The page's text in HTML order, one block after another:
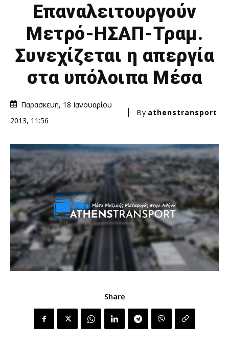
Επαναλειτουργούν
Μετρό-ΗΣΑΠ-Τραμ.
Συνεχίζεται η απεργία
στα υπόλοιπα Μέσα
Παρασκευή, 18 Ιανουαρίου
2013, 11:56
By athenstransport
Share